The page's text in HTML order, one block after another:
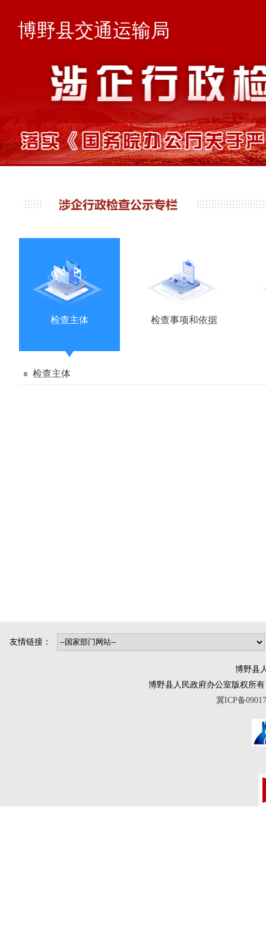
博野县交通运输局
检查主体 检查事项和依据
检查主体
友情链接：
博野县
博野县人民政府办公室版权所有
冀ICP备